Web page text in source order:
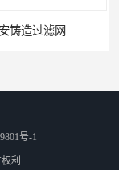
铸造过滤网
号-1
利.